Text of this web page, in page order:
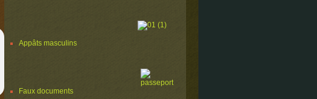
Appâts masculins
Faux documents